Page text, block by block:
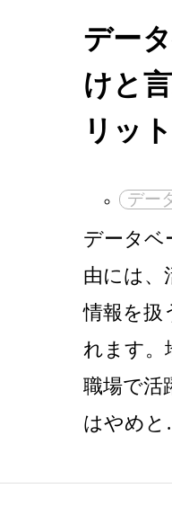
デー
けと
リッ
デー
データベ
由には、
情報を扱
れます。
職場で活
はやめ